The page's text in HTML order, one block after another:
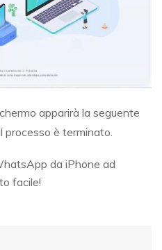
apparirà la seguente
processo è terminato.
da iPhone ad
facile!